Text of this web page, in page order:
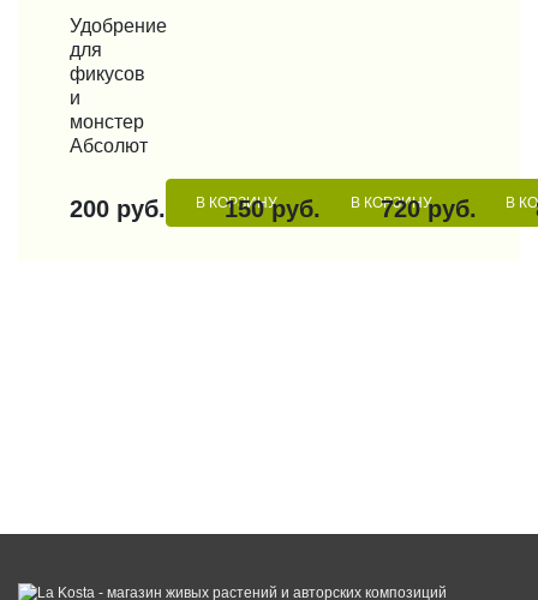
КУПИТЬ В 1 КЛИК
Удобрение
для
фикусов
и
монстер
Абсолют
200 руб. В КОРЗИНУ
150 руб. В КОРЗИНУ
720 руб. В